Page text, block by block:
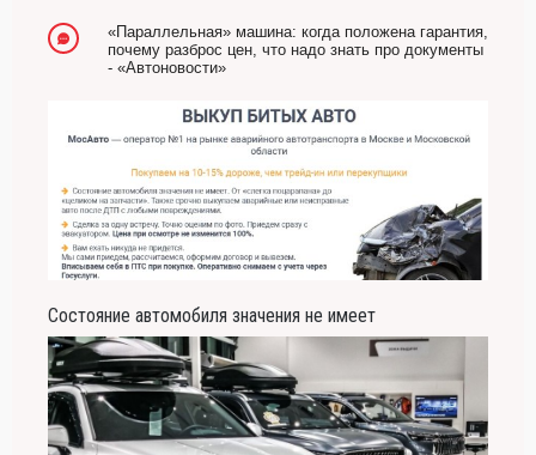
«Параллельная» машина: когда положена гарантия,
почему разброс цен, что надо знать про документы
- «Автоновости»
Состояние автомобиля значения не имеет